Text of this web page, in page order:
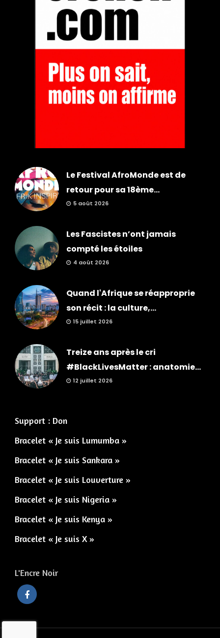
Le Festival AfroMonde est de
retour pour sa 18ème...
5 août 2026
Les Fascistes n’ont jamais
compté les étoiles
4 août 2026
Quand l'Afrique se réapproprie
son récit : la culture,...
15 juillet 2026
Treize ans après le cri
#BlackLivesMatter : anatomie...
12 juillet 2026
Support : Don
Bracelet « Je suis Lumumba »
Bracelet « Je suis Sankara »
Bracelet « Je suis Louverture »
Bracelet « Je suis Nigeria »
Bracelet « Je suis Kenya »
Bracelet « Je suis X »
L'Encre Noir